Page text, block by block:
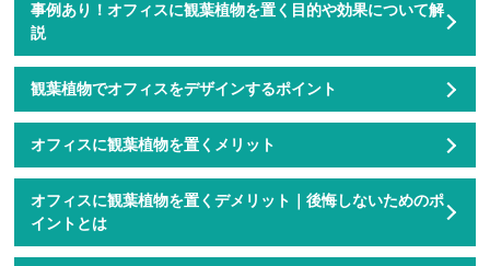
事例あり！オフィスに観葉植物を置く目的や効果について解
説
観葉植物でオフィスをデザインするポイント
オフィスに観葉植物を置くメリット
オフィスに観葉植物を置くデメリット｜後悔しないためのポ
イントとは